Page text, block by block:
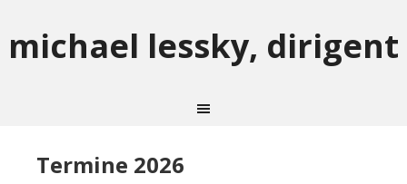
michael lessky, dirigent
Termine 2026